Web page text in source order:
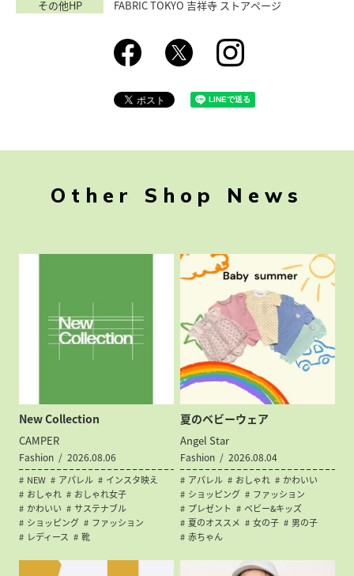
その他HP FABRIC TOKYO 吉祥寺 ストアページ
Other Shop News
New Collection
CAMPER
Fashion 2026.08.06
NEW アパレル
インスタ映え
おしゃれ
おしゃれ女子
かわいい
サステナブル
ショッピング
ファッション
レディース
靴
夏のベビーウェア
Angel Star
Fashion 2026.08.04
アパレル おしゃれ
かわいい
ショッピング
ファッション
プレゼント
ベビー&キッズ
夏のオススメ
女の子
男の子
赤ちゃん